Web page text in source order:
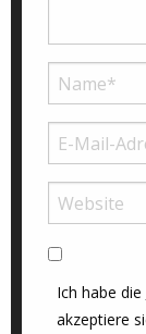
Ich habe die
akzeptiere